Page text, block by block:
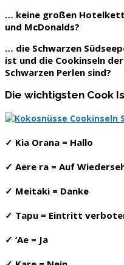
… keine großen
und McDonalds?
… die Schwarzen
ist und die Cookinseln
Schwarzen Perlen sind?
Die wichtigsten Cook
✓ Kia Orana = Hallo
✓ Aere ra = Auf
✓ Meitaki = Danke
✓ Tapu = Eintritt
✓ ‘Ae = Ja